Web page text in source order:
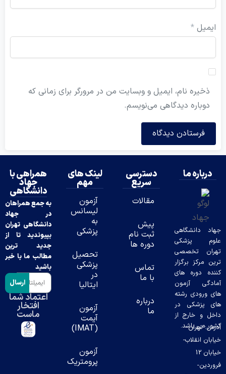
*
ذخیره نام، ایمیل و وبسایت من در مرورگر برای زمانی که
دوباره دیدگاهی می‌نویسم.
درباره ما
دانشگاهی
پزشکی
تخصصی
مرکز برگزار
دوره های
آزمون
ورودی رشته
پزشکی در
و خارج از
می باشد.
تهران-
انقلاب-
خیابان 12
دسترسی
سریع
مقالات
پیش
ثبت نام
دوره ها
تماس
با ما
درباره
لینک های
مهم
آزمون
لیسانس
پزشکی
تحصیل
پزشکی
ایتالیا
آزمون
آیمت
آزمون
پرومتریک
همراهی با
جهاد
دانشگاهی
به جمع همراهان
در جهاد
دانشگاهی تهران
بپیوندید تا از
جدید ترین
مطالب ما با خبر
باشید
ارسال
اعتماد شما
افتخار
ماست